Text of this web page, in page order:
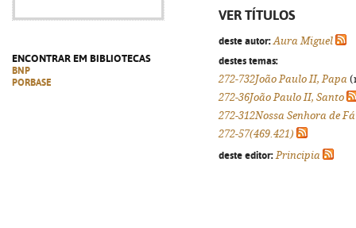
ENCONTRAR EM BIBLIOTECAS
BNP
PORBASE
VER TÍTULOS
deste autor: Aura Miguel
destes temas:
272-732João Paulo II, Papa
272-36João Paulo II, Santo
272-312Nossa Senhora de
272-57(469.421)
deste editor: Principia